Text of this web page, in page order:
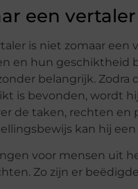
een vertaler
is niet zomaar
en hun geschiktheid
belangrijk.
is bevonden, wordt
de taken, rechten
kan hij
voor mensen uit
Zo zijn er